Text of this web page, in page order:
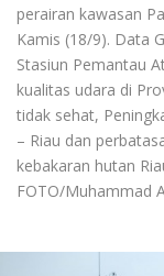
perairan kawasan
Kamis (18/9). Data
Stasiun Pemantau
kualitas udara di
tidak sehat,
– Riau dan
kebakaran hutan
FOTO/Muhammad